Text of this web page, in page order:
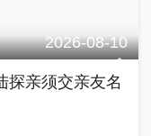
2026-08-10
探亲须交亲友名